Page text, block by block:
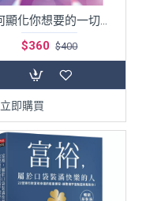
如何顯化你想要的一切：愛情、財富、事業與一切願望的終極解答
$360 $400
立即購買